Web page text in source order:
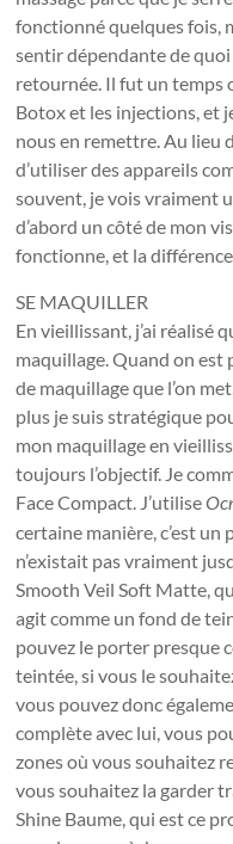
fonctionné quelques fois,
sentir dépendante de quoi
retournée. Il fut un temps
Botox et les injections, et
nous en remettre. Au lieu
d’utiliser des appareils
souvent, je vois vraiment
d’abord un côté de mon
fonctionne, et la
SE MAQUILLER
En vieillissant, j’ai réalisé
maquillage. Quand on
de maquillage que l’on
plus je suis stratégique
mon maquillage en
toujours l’objectif. Je
Face Compact. J’utilise
certaine manière, c’est
n’existait pas vraiment
Smooth Veil Soft Matte,
agit comme un fond de
pouvez le porter presque
teintée, si vous le
vous pouvez donc
complète avec lui, vous
zones où vous souhaitez
vous souhaitez la garder
Shine Baume, qui est ce